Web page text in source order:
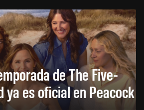
de The Five-
ya es oficial en Peacock